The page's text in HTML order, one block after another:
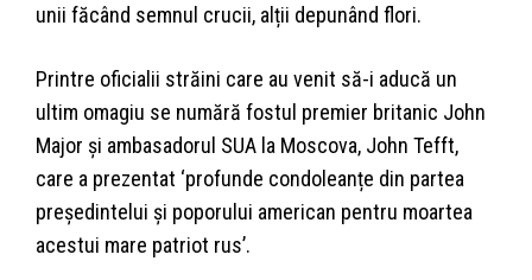
unii făcând semnul crucii, alții depunând flori.
Printre oficialii străini care au venit să-i aducă un
ultim omagiu se numără fostul premier britanic John
Major și ambasadorul SUA la Moscova, John Tefft,
care a prezentat ‘profunde condoleanțe din partea
președintelui și poporului american pentru moartea
acestui mare patriot rus’.